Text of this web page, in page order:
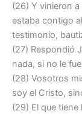
(26) Y vinieron a
estaba contigo
testimonio,
(27) Respondió
nada, si no le
(28) Vosotros
soy el Cristo,
(29) El que